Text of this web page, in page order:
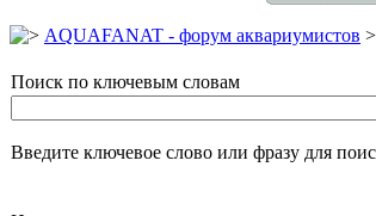
AQUAFANAT - форум аквариумистов
Поиск по ключевым словам
Введите ключевое слово или фразу для